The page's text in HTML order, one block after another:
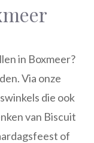
in Boxmeer?
Via onze
die ook
van Biscuit
of